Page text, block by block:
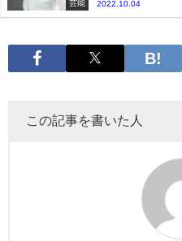
芸能 2022.10.04
この記事を書いた人